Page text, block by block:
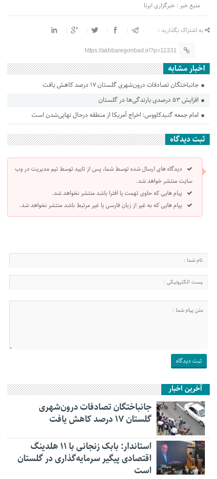
منبع خبر : خبرگزاری ایرنا
به اشتراک بگذارید :
https://akhbaregonbad.ir/?p=11331
اخبار مشابه
جانباختگان تصادفات درون‌شهری گلستان ۱۷ درصد کاهش یافت
افزایش ۵۳ درصدی بارندگی‌ها در گلستان
امام جمعه گنبدکاووس: اخراج آمریکا از منطقه درحال نهایی‌شدن است
ثبت دیدگاه
دیدگاه های ارسال شده توسط شما، پس از تایید توسط تیم مدیریت در وب
سایت منتشر خواهد شد.
پیام هایی که حاوی تهمت یا افترا باشد منتشر نخواهد شد.
پیام هایی که به غیر از زبان فارسی یا غیر مرتبط باشد منتشر نخواهد شد.
آخرین اخبار
جانباختگان تصادفات درون‌شهری
گلستان ۱۷ درصد کاهش یافت
استاندار: بابک زنجانی با ۱۱ هلدینگ
اقتصادی پیگیر سرمایه‌گذاری در گلستان
است